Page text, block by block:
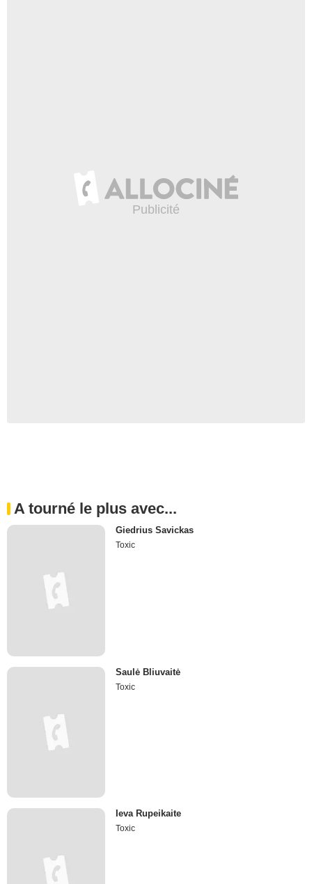
A tourné le plus avec...
Giedrius Savickas
Toxic
Saulė Bliuvaitė
Toxic
Ieva Rupeikaite
Toxic